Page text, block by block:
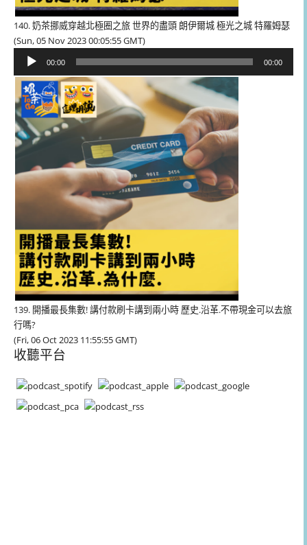
140. 奶茶挪威穿越北極圈之旅 世界的盡頭 朗伊爾城 極光之城 特羅姆瑟
(Sun, 05 Nov 2023 00:05:55 GMT)
播
放
器
00:00 00:00
139. 開播最長集數! 講付款刷卡講到兩小時 歷史.沿革.不帶現金可以去旅
行嗎?
(Fri, 06 Oct 2023 11:55:55 GMT)
收聽平台